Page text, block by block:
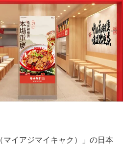
（マイアジマイキャク）」の日本